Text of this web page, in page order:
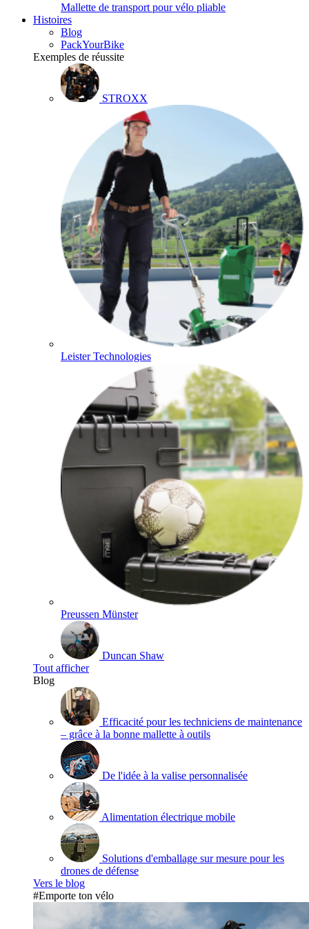
Mallette de transport pour vélo pliable
Histoires
Blog
PackYourBike
Exemples de réussite
STROXX
Leister Technologies
Preussen Münster
Duncan Shaw
Tout afficher
Blog
Efficacité pour les techniciens de maintenance
– grâce à la bonne mallette à outils
De l'idée à la valise personnalisée
Alimentation électrique mobile
Solutions d'emballage sur mesure pour les
drones de défense
Vers le blog
#Emporte ton vélo